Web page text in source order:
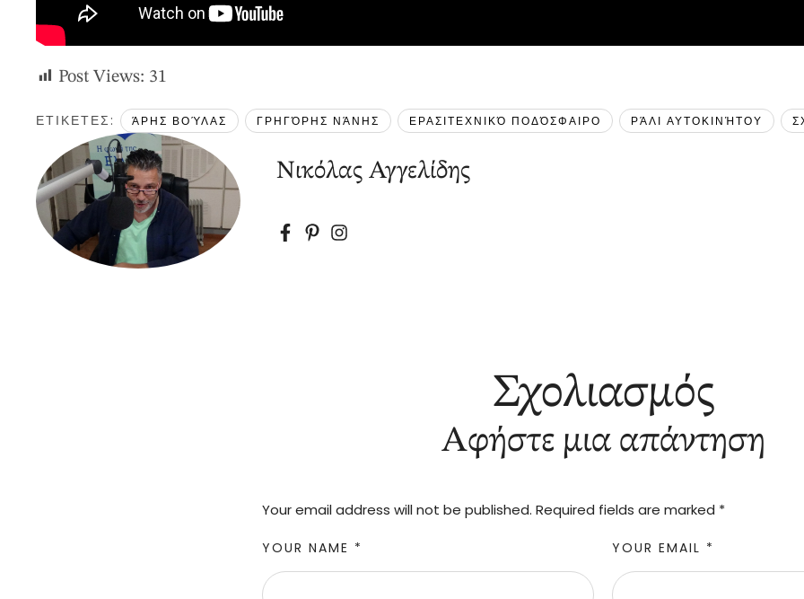
Post Views: 31
ΕΤΙΚΕΤΕΣ: ΆΡΗΣ ΒΟΎΛΑΣ ΓΡΗΓΌΡΗΣ ΝΆΝΗΣ ΕΡΑΣΙΤΕΧΝΙΚΌ ΠΟΔΌΣΦΑΙΡΟ ΡΆΛΙ ΑΥΤΟΚΙΝΉΤΟΥ
Νικόλας Αγγελίδης
Σχολιασμός
Αφήστε μια απάντηση
Your email address will not be published. Required fields are marked *
YOUR NAME * YOUR EMAIL *